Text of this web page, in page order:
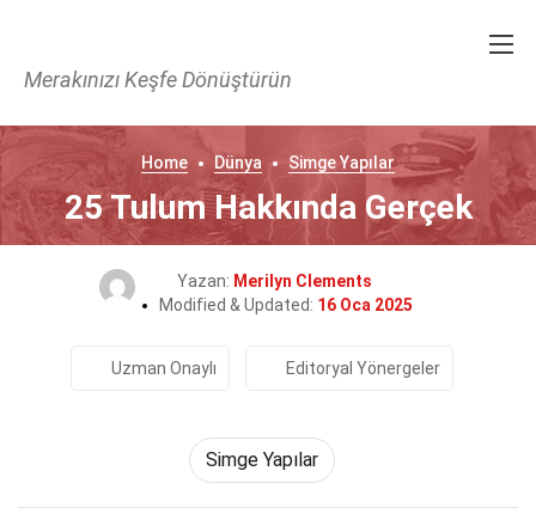
Merakınızı Keşfe Dönüştürün
Home Dünya Simge Yapılar
25 Tulum Hakkında Gerçek
Yazan: Merilyn Clements
Modified & Updated: 16 Oca 2025
Uzman Onaylı Editoryal Yönergeler
Simge Yapılar